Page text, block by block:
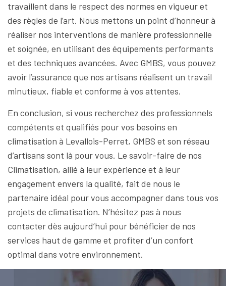
travaillent dans le respect des normes en vigueur et
des règles de l’art. Nous mettons un point d’honneur à
réaliser nos interventions de manière professionnelle
et soignée, en utilisant des équipements performants
et des techniques avancées. Avec GMBS, vous pouvez
avoir l’assurance que nos artisans réalisent un travail
minutieux, fiable et conforme à vos attentes.
En conclusion, si vous recherchez des professionnels
compétents et qualifiés pour vos besoins en
climatisation à Levallois-Perret, GMBS et son réseau
d’artisans sont là pour vous. Le savoir-faire de nos
Climatisation, allié à leur expérience et à leur
engagement envers la qualité, fait de nous le
partenaire idéal pour vous accompagner dans tous vos
projets de climatisation. N’hésitez pas à nous
contacter dès aujourd’hui pour bénéficier de nos
services haut de gamme et profiter d’un confort
optimal dans votre environnement.